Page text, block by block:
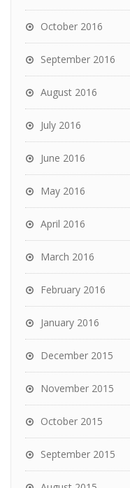
October 2016
September 2016
August 2016
July 2016
June 2016
May 2016
April 2016
March 2016
February 2016
January 2016
December 2015
November 2015
October 2015
September 2015